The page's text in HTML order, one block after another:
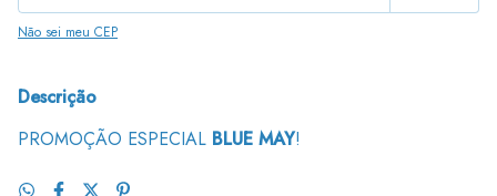
Não sei meu CEP
Descrição
PROMOÇÃO ESPECIAL BLUE MAY!